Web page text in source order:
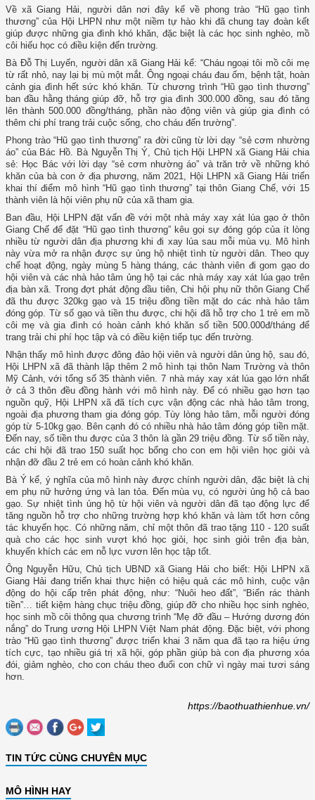
Về xã Giang Hải, người dân nơi đây kể về phong trào “Hũ gạo tình
thương” của Hội LHPN như một niềm tự hào khi đã chung tay đoàn kết
giúp được những gia đình khó khăn, đặc biệt là các học sinh nghèo, mồ
côi hiếu học có điều kiện đến trường.
Bà Đỗ Thị Luyến, người dân xã Giang Hải kể: “Cháu ngoại tôi mồ côi mẹ
từ rất nhỏ, nay lại bị mù một mắt. Ông ngoại cháu đau ốm, bệnh tật, hoàn
cảnh gia đình hết sức khó khăn. Từ chương trình “Hũ gạo tình thương”
ban đầu hằng tháng giúp đỡ, hỗ trợ gia đình 300.000 đồng, sau đó tăng
lên thành 500.000 đồng/tháng, phần nào động viên và giúp gia đình có
thêm chi phí trang trải cuộc sống, cho cháu đến trường”.
Phong trào “Hũ gạo tình thương” ra đời cũng từ lời dạy “sẻ cơm nhường
áo” của Bác Hồ. Bà Nguyễn Thị Ý, Chủ tịch Hội LHPN xã Giang Hải chia
sẻ: Học Bác với lời dạy “sẻ cơm nhường áo” và trăn trở về những khó
khăn của bà con ở địa phương, năm 2021, Hội LHPN xã Giang Hải triển
khai thí điểm mô hình “Hũ gạo tình thương” tại thôn Giang Chế, với 15
thành viên là hội viên phụ nữ của xã tham gia.
Ban đầu, Hội LHPN đặt vấn đề với một nhà máy xay xát lúa gạo ở thôn
Giang Chế để đặt “Hũ gạo tình thương” kêu gọi sự đóng góp của ít lòng
nhiều từ người dân địa phương khi đi xay lúa sau mỗi mùa vụ. Mô hình
này vừa mở ra nhận được sự ủng hộ nhiệt tình từ người dân. Theo quy
chế hoạt động, ngày mùng 5 hàng tháng, các thành viên đi gom gạo do
hội viên và các nhà hảo tâm ủng hộ tại các nhà máy xay xát lúa gạo trên
địa bàn xã. Trong đợt phát động đầu tiên, Chi hội phụ nữ thôn Giang Chế
đã thu được 320kg gạo và 15 triệu đồng tiền mặt do các nhà hảo tâm
đóng góp. Từ số gạo và tiền thu được, chi hội đã hỗ trợ cho 1 trẻ em mồ
côi mẹ và gia đình có hoàn cảnh khó khăn số tiền 500.000đ/tháng để
trang trải chi phí học tập và có điều kiện tiếp tục đến trường.
Nhận thấy mô hình được đông đảo hội viên và người dân ủng hộ, sau đó,
Hội LHPN xã đã thành lập thêm 2 mô hình tại thôn Nam Trường và thôn
Mỹ Cảnh, với tổng số 35 thành viên. 7 nhà máy xay xát lúa gạo lớn nhất
ở cả 3 thôn đều đồng hành với mô hình này. Để có nhiều gạo hơn tạo
nguồn quỹ, Hội LHPN xã đã tích cực vận động các nhà hảo tâm trong,
ngoài địa phương tham gia đóng góp. Tùy lòng hảo tâm, mỗi người đóng
góp từ 5-10kg gạo. Bên cạnh đó có nhiều nhà hảo tâm đóng góp tiền mặt.
Đến nay, số tiền thu được của 3 thôn là gần 29 triệu đồng. Từ số tiền này,
các chi hội đã trao 150 suất học bổng cho con em hội viên học giỏi và
nhận đỡ đầu 2 trẻ em có hoàn cảnh khó khăn.
Bà Ý kể, ý nghĩa của mô hình này được chính người dân, đặc biệt là chị
em phụ nữ hưởng ứng và lan tỏa. Đến mùa vụ, có người ủng hộ cả bao
gạo. Sự nhiệt tình ủng hộ từ hội viên và người dân đã tạo động lực để
tăng nguồn hỗ trợ cho những trường hợp khó khăn và làm tốt hơn công
tác khuyến học. Có những năm, chỉ một thôn đã trao tặng 110 - 120 suất
quà cho các học sinh vượt khó học giỏi, học sinh giỏi trên địa bàn,
khuyến khích các em nỗ lực vươn lên học tập tốt.
Ông Nguyễn Hữu, Chủ tịch UBND xã Giang Hải cho biết: Hội LHPN xã
Giang Hải đang triển khai thực hiện có hiệu quả các mô hình, cuộc vận
động do hội cấp trên phát động, như: “Nuôi heo đất”, “Biến rác thành
tiền”… tiết kiệm hàng chục triệu đồng, giúp đỡ cho nhiều học sinh nghèo,
học sinh mồ côi thông qua chương trình “Mẹ đỡ đầu – Hướng dương đón
nắng” do Trung ương Hội LHPN Việt Nam phát động. Đặc biệt, với phong
trào “Hũ gạo tình thương” được triển khai 3 năm qua đã tạo ra hiệu ứng
tích cực, tạo nhiều giá trị xã hội, góp phần giúp bà con địa phương xóa
đói, giảm nghèo, cho con cháu theo đuổi con chữ vì ngày mai tươi sáng
hơn.
https://baothuathienhue.vn/
TIN TỨC CÙNG CHUYÊN MỤC
MÔ HÌNH HAY